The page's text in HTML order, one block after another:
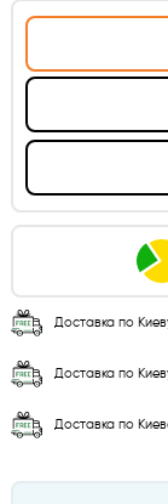
Доставка по
Доставка по
Доставка по